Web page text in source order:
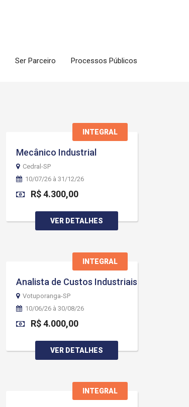
Ser Parceiro Processos Públicos
INTEGRAL
Mecânico Industrial
Cedral-SP
10/07/26 à 31/12/26
R$ 4.300,00
VER DETALHES
INTEGRAL
Analista de Custos Industriais
Votuporanga-SP
10/06/26 à 30/08/26
R$ 4.000,00
VER DETALHES
INTEGRAL